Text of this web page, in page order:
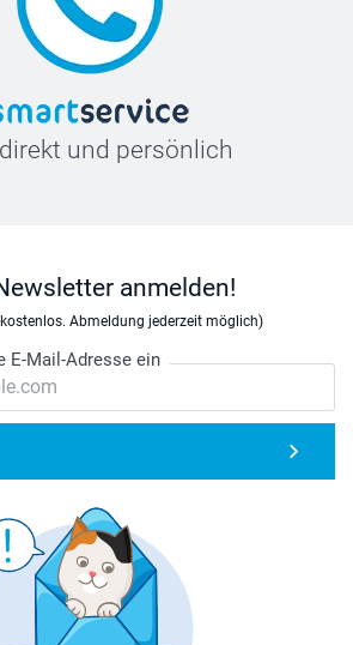
und persönlich
anmelden!
Abmeldung jederzeit möglich)
E-Mail-Adresse ein